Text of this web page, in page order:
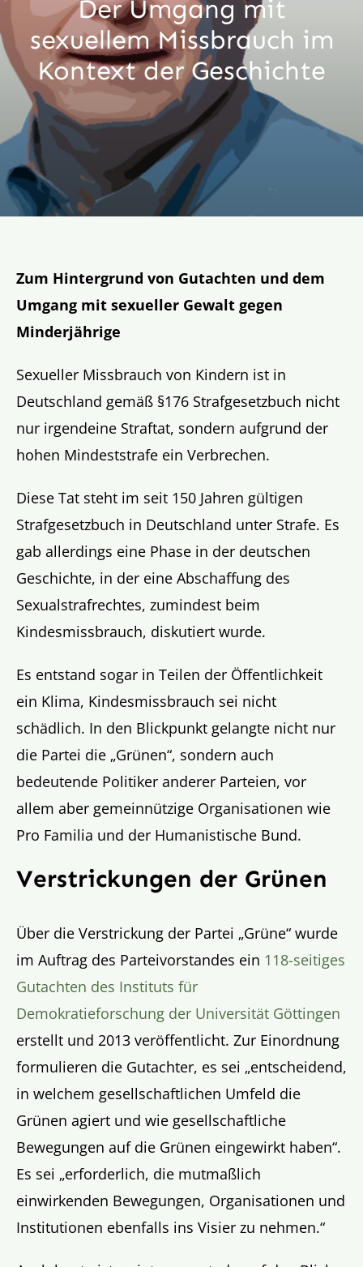
Aktion
Veröffentlichungen
Der Umgang mit
sexuellem Missbrauch im
Kontext der Geschichte
Zum Hintergrund von Gutachten und dem
Umgang mit sexueller Gewalt gegen
Minderjährige
Sexueller Missbrauch von Kindern ist in
Deutschland gemäß §176 Strafgesetzbuch nicht
nur irgendeine Straftat, sondern aufgrund der
hohen Mindeststrafe ein Verbrechen.
Diese Tat steht im seit 150 Jahren gültigen
Strafgesetzbuch in Deutschland unter Strafe. Es
gab allerdings eine Phase in der deutschen
Geschichte, in der eine Abschaffung des
Sexualstrafrechtes, zumindest beim
Kindesmissbrauch, diskutiert wurde.
Es entstand sogar in Teilen der Öffentlichkeit
ein Klima, Kindesmissbrauch sei nicht
schädlich. In den Blickpunkt gelangte nicht nur
die Partei die „Grünen“, sondern auch
bedeutende Politiker anderer Parteien, vor
allem aber gemeinnützige Organisationen wie
Pro Familia und der Humanistische Bund.
Verstrickungen der Grünen
Über die Verstrickung der Partei „Grüne“ wurde
im Auftrag des Parteivorstandes ein 118-seitiges
Gutachten des Instituts für
Demokratieforschung der Universität Göttingen
erstellt und 2013 veröffentlicht. Zur Einordnung
formulieren die Gutachter, es sei „entscheidend,
in welchem gesellschaftlichen Umfeld die
Grünen agiert und wie gesellschaftliche
Bewegungen auf die Grünen eingewirkt haben“.
Es sei „erforderlich, die mutmaßlich
einwirkenden Bewegungen, Organisationen und
Institutionen ebenfalls ins Visier zu nehmen.“